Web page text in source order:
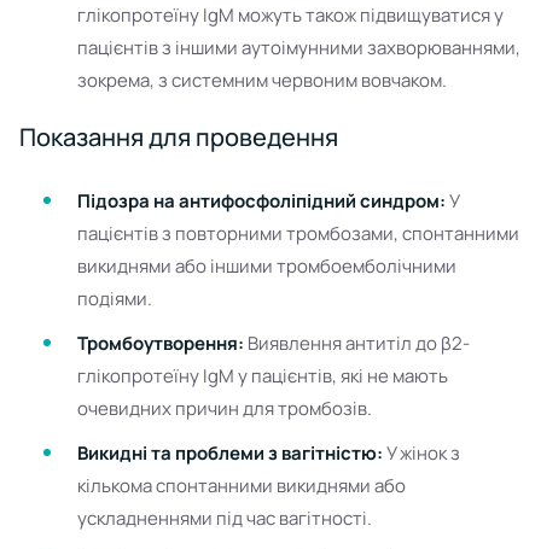
глікопротеїну IgM можуть також підвищуватися у
пацієнтів з іншими аутоімунними захворюваннями,
зокрема, з системним червоним вовчаком.
Показання для проведення
Підозра на антифосфоліпідний синдром:У
пацієнтів з повторними тромбозами, спонтанними
викиднями або іншими тромбоемболічними
подіями.
Тромбоутворення: Виявлення антитіл до β2-
глікопротеїну IgM у пацієнтів, які не мають
очевидних причин для тромбозів.
Викидні та проблеми з вагітністю:У жінок з
кількома спонтанними викиднями або
ускладненнями під час вагітності.